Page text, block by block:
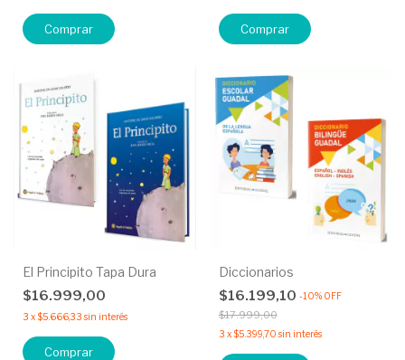
Comprar Comprar
El Principito Tapa Dura
$16.999,00
3 x$5.666,33 sin interés
Comprar
Diccionarios
$16.199,10 -10% OFF
$17.999,00
3 x$5.399,70 sin interés